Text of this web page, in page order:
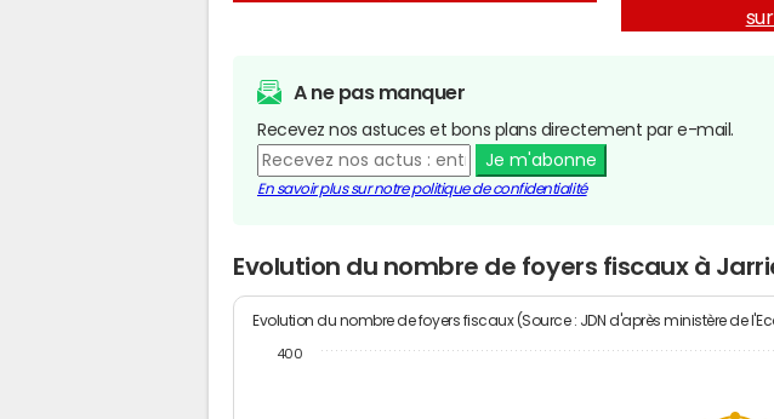
A ne pas manquer
Recevez nos astuces et bons plans directement par e-mail.
Je m'abonne
En savoir plus sur notre politique de confidentialité
Evolution du nombre de foyers fiscaux à
Evolution du nombre de foyers fiscaux (Source : JDN d'après ministère de
400